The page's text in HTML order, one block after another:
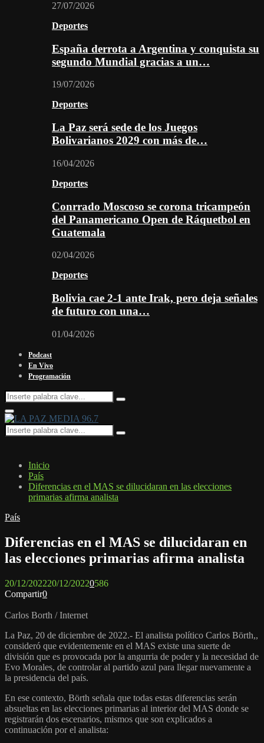
27/07/2026
Deportes
España derrota a Argentina y conquista su
segundo Mundial gracias a un…
19/07/2026
Deportes
La Paz será sede de los Juegos
Bolivarianos 2029 con más de…
16/04/2026
Deportes
Conrrado Moscoso se corona tricampeón
del Panamericano Open de Ráquetbol en
Guatemala
02/04/2026
Deportes
Bolivia cae 2-1 ante Irak, pero deja señales
de futuro con una…
01/04/2026
Podcast
En Vivo
Programación
Search
for:
Search
Facebook
Twitter
Instagram
Youtube
Email
Twitch
Whatsapp
Primary
Menu
Search
for:
Search
Inicio
País
Diferencias en el MAS se dilucidaran en las elecciones
primarias afirma analista
País
Diferencias en el MAS se dilucidaran en
las elecciones primarias afirma analista
20/12/202220/12/20220586
Compartir0
Carlos Borth / Internet
La Paz, 20 de diciembre de 2022.- El analista político Carlos Börth,,
consideró que evidentemente en el MAS existe una suerte de
división que es provocada por la angurria de poder y la necesidad de
Evo Morales, de controlar al partido azul para llegar nuevamente a
la presidencia del país.
En ese contexto, Börth señala que todas estas diferencias serán
absueltas en las elecciones primarias al interior del MAS donde se
registrarán dos escenarios, mismos que son explicados a
continuación por el analista: